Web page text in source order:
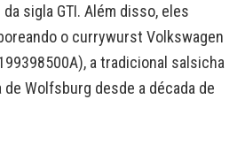
sigla GTI. Além disso, eles
o currywurst Volkswagen
a tradicional salsicha
Wolfsburg desde a década de